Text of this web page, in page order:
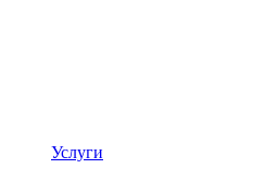
Услуги